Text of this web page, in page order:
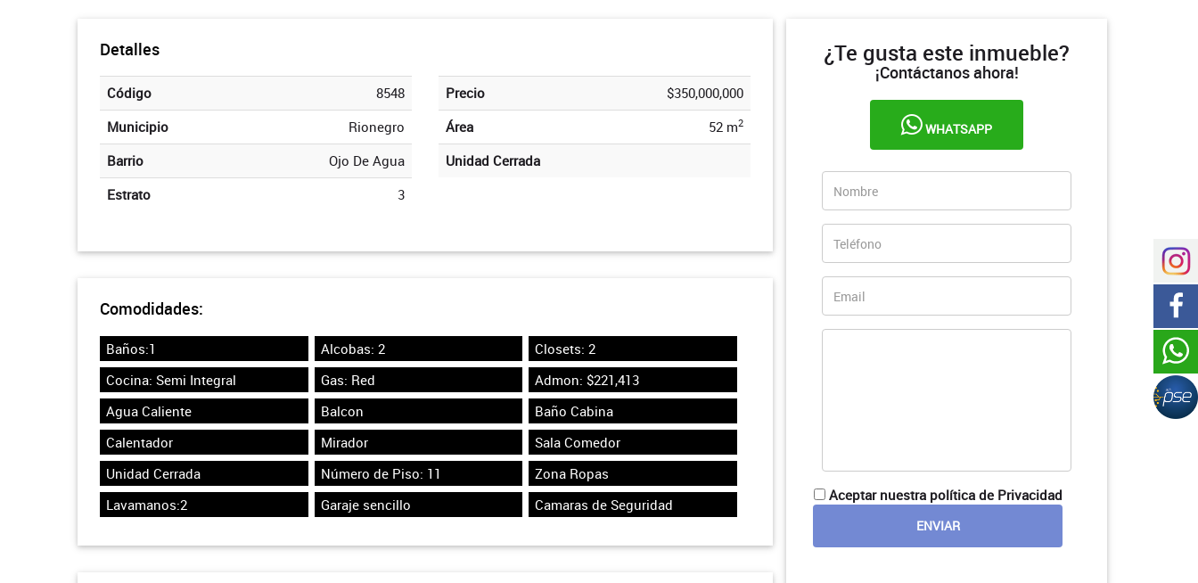
Detalles
Código
8548
Municipio
Rionegro
Barrio
Ojo De Agua
Estrato
3
Precio
$350,000,000
Área
52 m2
Unidad Cerrada
Comodidades:
Baños:1 Alcobas: 2
Closets: 2
Cocina: Semi Integral
Gas: Red
Admon: $221,413
Agua Caliente
Balcon
Baño Cabina
Calentador
Mirador
Sala Comedor
Unidad Cerrada
Número de Piso: 11
Zona Ropas
Lavamanos:2
Garaje sencillo Camaras de Seguridad
¿Te gusta este inmueble?
¡Contáctanos ahora!
WHATSAPP
Aceptar nuestra política de Privacidad